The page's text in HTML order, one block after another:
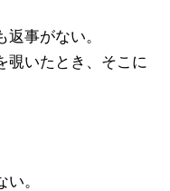
事がない。
覗いたとき、そこに
。